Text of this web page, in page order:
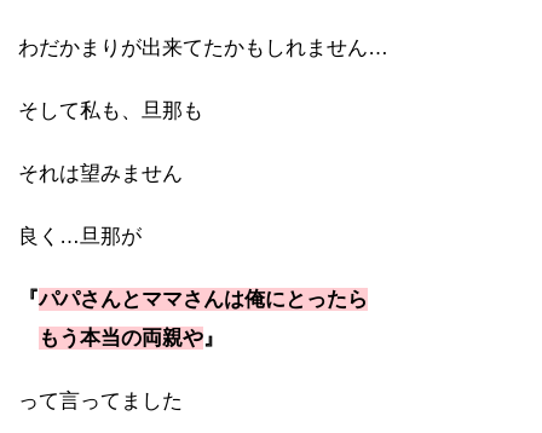
わだかまりが出来てたかもしれません…
そして私も、旦那も
それは望みません
良く…旦那が
『パパさんとママさんは俺にとったら
もう本当の両親や』
って言ってました